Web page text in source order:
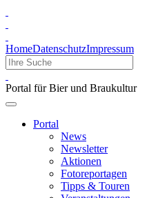
HomeDatenschutzImpressum
Portal für Bier und Braukultur
Portal
News
Newsletter
Aktionen
Fotoreportagen
Tipps & Touren